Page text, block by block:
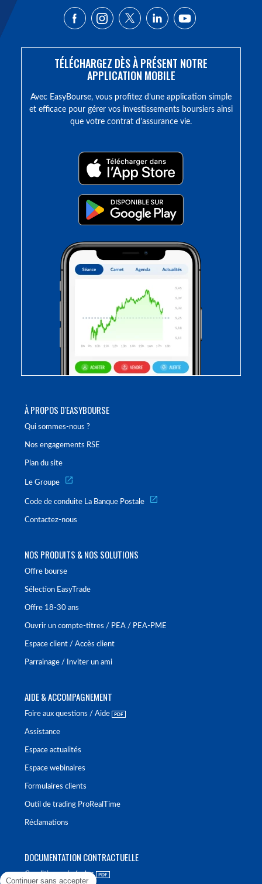
À PROPOS D'EASYBOURSE
Qui sommes-nous ?
Nos engagements RSE
Plan du site
Le Groupe
Code de conduite La Banque Postale
Contactez-nous
NOS PRODUITS & NOS SOLUTIONS
Offre bourse
Sélection EasyTrade
Offre 18-30 ans
Ouvrir un compte-titres / PEA / PEA-PME
Espace client / Accès client
Parrainage / Inviter un ami
AIDE & ACCOMPAGNEMENT
Foire aux questions / Aide
Assistance
Espace actualités
Espace webinaires
Formulaires clients
Outil de trading ProRealTime
Réclamations
DOCUMENTATION CONTRACTUELLE
Conditions générales
TÉLÉCHARGEZ DÈS À PRÉSENT NOTRE
APPLICATION MOBILE
Avec EasyBourse, vous profitez d’une application simple
et efficace pour gérer vos investissements boursiers ainsi
que votre contrat d’assurance vie.
Continuer sans accepter